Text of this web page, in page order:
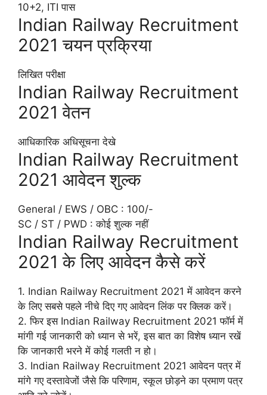
10+2, ITI पास
Indian Railway Recruitment
2021 चयन प्रक्रिया
लिखित परीक्षा
Indian Railway Recruitment
2021 वेतन
आधिकारिक अधिसूचना देखे
Indian Railway Recruitment
2021 आवेदन शुल्क
General / EWS / OBC : 100/-
SC / ST / PWD : कोई शुल्क नहीं
Indian Railway Recruitment
2021 के लिए आवेदन कैसे करें
1. Indian Railway Recruitment 2021 में आवेदन करने
के लिए सबसे पहले नीचे दिए गए आवेदन लिंक पर क्लिक करें।
2. फिर इस Indian Railway Recruitment 2021 फॉर्म में
मांगी गई जानकारी को ध्यान से भरें, इस बात का विशेष ध्यान रखें
कि जानकारी भरने में कोई गलती न हो।
3. Indian Railway Recruitment 2021 आवेदन पत्र में
मांगे गए दस्तावेजों जैसे कि परिणाम, स्कूल छोड़ने का प्रमाण पत्र